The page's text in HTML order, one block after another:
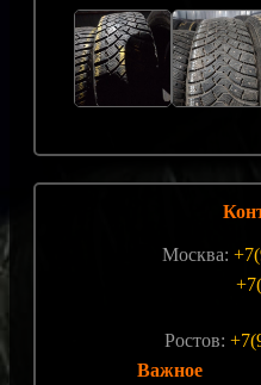
Москва:
Ростов:
Важное